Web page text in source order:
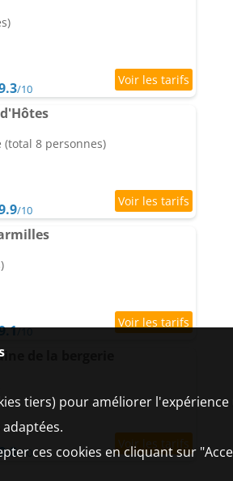
/10
8 personnes)
/10
/10
de la bergerie
/10
tiers) pour améliorer
ces cookies en cliquant sur